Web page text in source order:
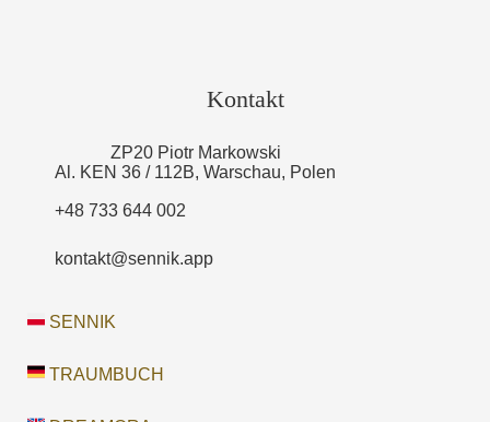
Kontakt
ZP20 Piotr Markowski
Al. KEN 36 / 112B, Warschau, Polen
+48 733 644 002
kontakt@sennik.app
SENNIK
TRAUMBUCH